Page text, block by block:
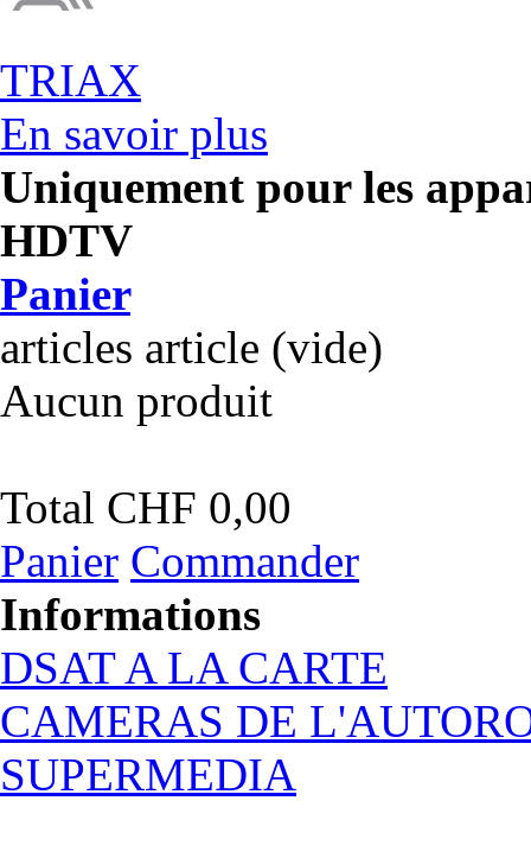
TRIAX
En savoir plus
Uniquement pour les
HDTV
Panier
articles article (vide)
Aucun produit
Total CHF 0,00
Panier Commander
Informations
DSAT A LA CARTE
CAMERAS DE
SUPERMEDIA